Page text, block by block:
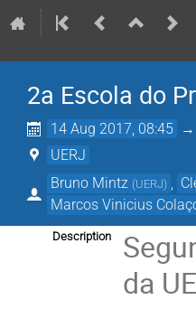
2a Escola do
14 Aug 2017, 08:45 →
UERJ
Bruno Mintz (UERJ)
Marcos Vinicius
Description
da